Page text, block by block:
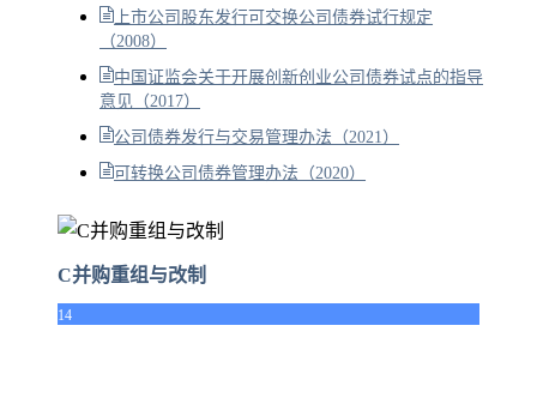
上市公司股东发行可交换公司债券试行规定
（2008）
中国证监会关于开展创新创业公司债券试点的指导
意见（2017）
公司债券发行与交易管理办法（2021）
可转换公司债券管理办法（2020）
C并购重组与改制
14